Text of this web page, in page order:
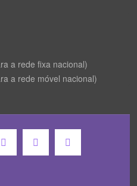
a rede fixa nacional)
a rede móvel nacional)